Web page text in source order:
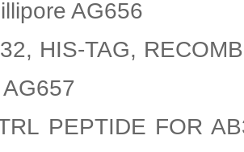
AG656
HIS-TAG,
PEPTIDE FOR